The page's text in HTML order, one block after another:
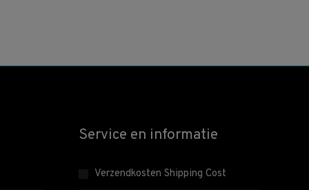
Service en informatie
Verzendkosten Shipping Cost